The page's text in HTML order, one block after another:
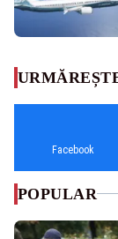
Facebook
POPULAR